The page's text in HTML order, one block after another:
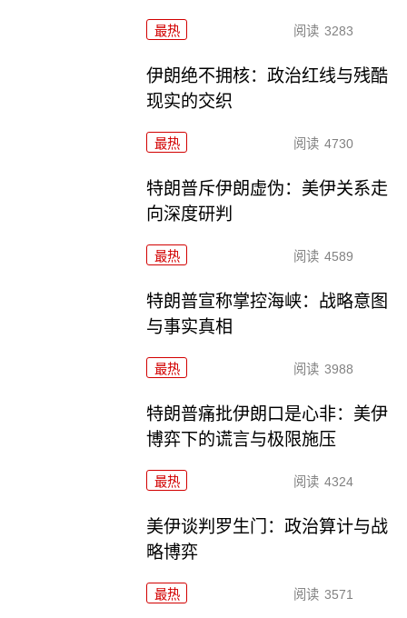
最热 阅读 3283
伊朗绝不拥核：政治红线与残酷
现实的交织
最热 阅读 4730
特朗普斥伊朗虚伪：美伊关系走
向深度研判
最热 阅读 4589
特朗普宣称掌控海峡：战略意图
与事实真相
最热 阅读 3988
特朗普痛批伊朗口是心非：美伊
博弈下的谎言与极限施压
最热 阅读 4324
美伊谈判罗生门：政治算计与战
略博弈
最热 阅读 3571